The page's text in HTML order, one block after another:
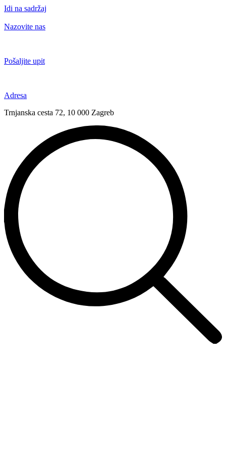
Idi na sadržaj
Nazovite nas
Pošaljite upit
Adresa
Trnjanska cesta 72, 10 000 Zagreb